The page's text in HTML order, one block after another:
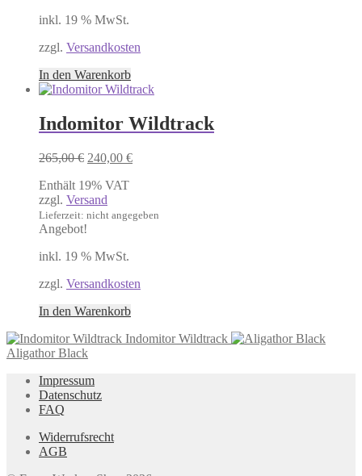
inkl. 19 % MwSt.
zzgl. Versandkosten
In den Warenkorb
Indomitor Wildtrack
265,00€ Ursprünglicher
war:
265,00 €
240,00 €Aktueller
Enthält 19% VAT
zzgl. Versand
Lieferzeit: nicht angegeben
Angebot!
inkl. 19 % MwSt.
zzgl. Versandkosten
In den Warenkorb
Indomitor Wildtrack
Aligathor Black
Impressum
Datenschutz
FAQ
Widerrufsrecht
AGB